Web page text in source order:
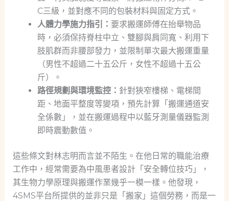
C三級，並對應不同的包裝材料與固定方式。
人體力學施力指引： 要求搬運師傅在抬舉物品
時，必須保持脊柱中立、雙腳與肩同寬、利用下
肢肌群而非腰部發力，並限制單次最大搬運重量
（男性不超過二十五公斤，女性不超過十五公
斤）。
路徑規劃與環境監控： 針對狹窄樓梯、電梯間
距、地面平整度等變項，預先計算「搬運通道安
全係數」，並在搬運過程中以藍牙測量儀器監測
即時震動數值。
這些條文對林志明而言並不陌生。在他日常的職能治療
工作中，經常需要為中風患者設計「安全轉位技巧」，
其生物力學原理與搬運作業幾乎一模一樣。他發現，
4SMS平台所提供的並非只是「搬家」這個勞務，而是一